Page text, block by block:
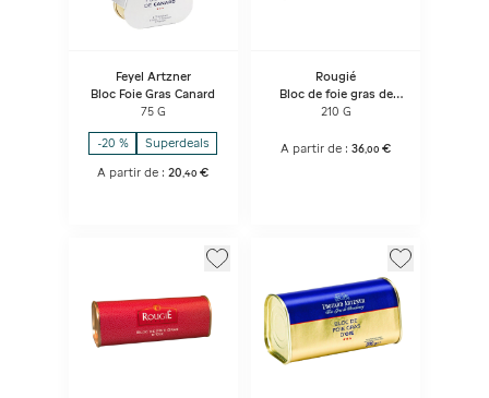
Feyel Artzner
Bloc Foie Gras Canard
75 G
-20 % Superdeals
A partir de :20 ,40 €
Rougié
Bloc de foie gras de
canard
210 G
A partir de :36,00 €